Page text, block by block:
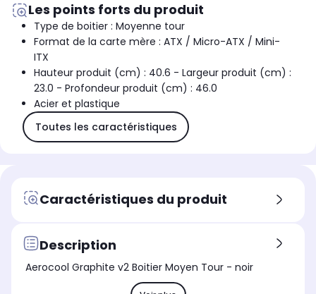
Les points forts du produit
Type de boitier : Moyenne tour
Format de la carte mère : ATX / Micro-ATX / Mini-
ITX
Hauteur produit (cm) : 40.6 - Largeur produit (cm) :
23.0 - Profondeur produit (cm) : 46.0
Acier et plastique
Toutes les caractéristiques
Caractéristiques du produit
Description
Aerocool Graphite v2 Boitier Moyen Tour - noir